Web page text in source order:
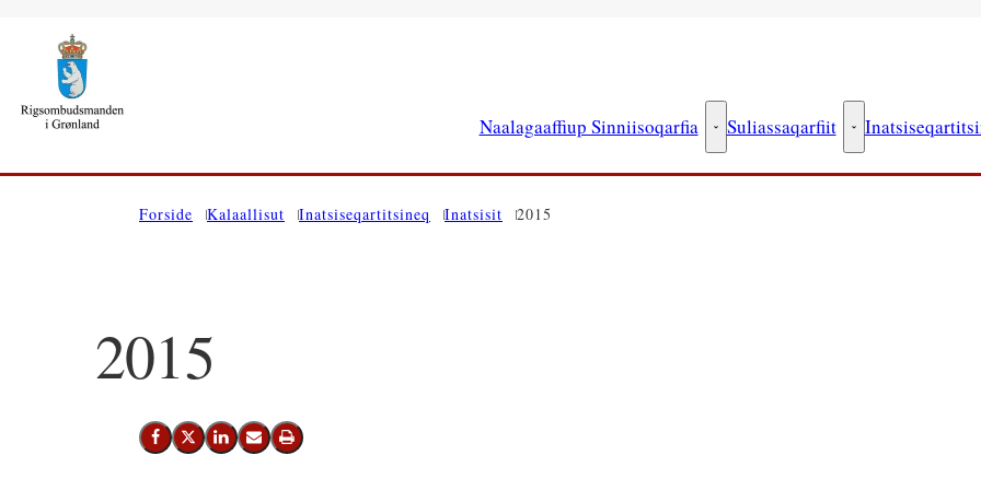
Naalagaaffiup Sinniisoqarfia Naalagaaffiup Sinniisoqarfia -
Suliassaqarfiit Suliassaqarfiit -
Forside Kalaallisut Inatsiseqartitsineq Inatsisit 2015
2015
Facebook-Imi Siammarteruk
Twitter-Imi Siammarteruk
Linkedin-Imi Siammarteruk
Emaili Nassiutiguk
Printeruk